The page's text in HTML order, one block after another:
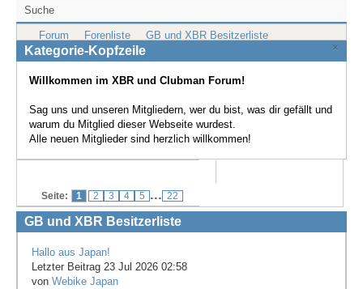
Forum
Treffen & Touren
Cafe-Ecke
Suche
Forum Forenliste
GB und XBR Besitzerliste
×
Kategorie-Kopfzeile
Willkommen im XBR und Clubman Forum!
Sag uns und unseren Mitgliedern, wer du bist, was dir gefällt und
warum du Mitglied dieser Webseite wurdest.
Alle neuen Mitglieder sind herzlich willkommen!
Seite: 1 2 3 4 5 ... 22
GB und XBR Besitzerliste
Hallo aus Japan!
Letzter Beitrag 23 Jul 2026 02:58
von Webike Japan